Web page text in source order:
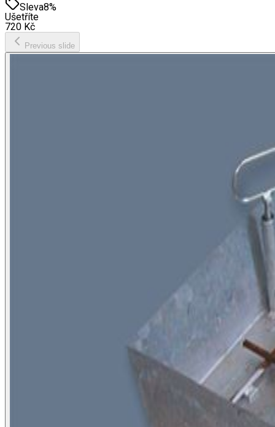
Sleva8%
Ušetříte
720 Kč
Previous slide